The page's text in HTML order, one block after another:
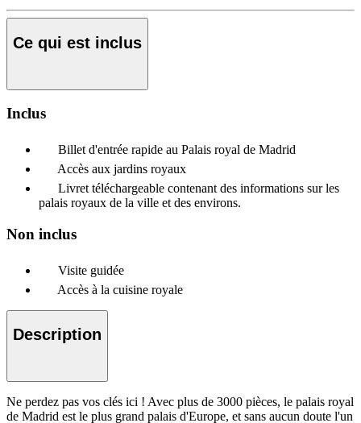
Ce qui est inclus
Inclus
Billet d'entrée rapide au Palais royal de Madrid
Accès aux jardins royaux
Livret téléchargeable contenant des informations sur les
palais royaux de la ville et des environs.
Non inclus
Visite guidée
Accès à la cuisine royale
Description
Ne perdez pas vos clés ici ! Avec plus de 3000 pièces, le palais royal
de Madrid est le plus grand palais d'Europe, et sans aucun doute l'un